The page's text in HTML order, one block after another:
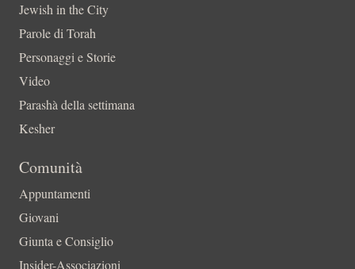
Jewish in the City
Parole di Torah
Personaggi e Storie
Video
Parashà della settimana
Kesher
Comunità
Appuntamenti
Giovani
Giunta e Consiglio
Insider-Associazioni